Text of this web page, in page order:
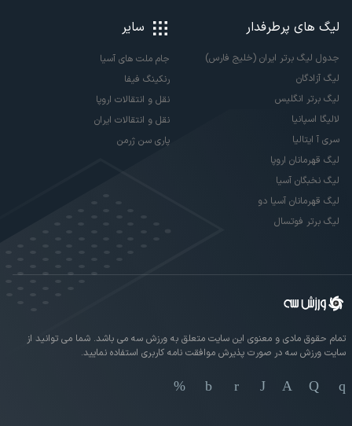
لیگ های پرطرفدار
جدول لیگ برتر ایران (خلیج فارس)
لیگ آزادگان
لیگ برتر انگلیس
لالیگا اسپانیا
سری آ ایتالیا
لیگ قهرمانان اروپا
لیگ نخبگان آسیا
لیگ قهرمانان آسیا دو
لیگ برتر فوتسال
سایر
جام ملت های آسیا
رنکینگ فیفا
نقل و انتقالات اروپا
نقل و انتقالات ایران
پاری سن ژرمن
تمام حقوق مادی و معنوی این سایت متعلق به ورزش سه می باشد. شما می توانید از
سایت ورزش سه در صورت پذیرش موافقت نامه کاربری استفاده نمایید.